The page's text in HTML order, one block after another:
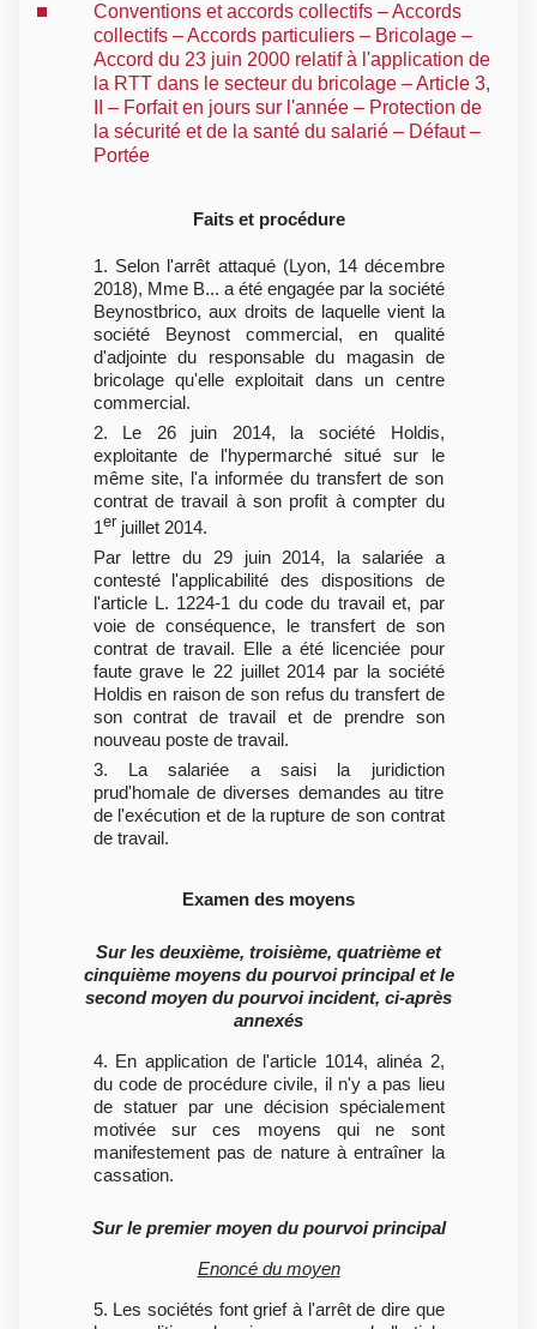
Conventions et accords collectifs – Accords
collectifs – Accords particuliers – Bricolage –
Accord du 23 juin 2000 relatif à l'application de
la RTT dans le secteur du bricolage – Article 3,
II – Forfait en jours sur l'année – Protection de
la sécurité et de la santé du salarié – Défaut –
Portée
Faits et procédure
1. Selon l'arrêt attaqué (Lyon, 14 décembre
2018), Mme B... a été engagée par la société
Beynostbrico, aux droits de laquelle vient la
société Beynost commercial, en qualité
d'adjointe du responsable du magasin de
bricolage qu'elle exploitait dans un centre
commercial.
2. Le 26 juin 2014, la société Holdis,
exploitante de l'hypermarché situé sur le
même site, l'a informée du transfert de son
contrat de travail à son profit à compter du
1er juillet 2014.
Par lettre du 29 juin 2014, la salariée a
contesté l'applicabilité des dispositions de
l'article L. 1224-1 du code du travail et, par
voie de conséquence, le transfert de son
contrat de travail. Elle a été licenciée pour
faute grave le 22 juillet 2014 par la société
Holdis en raison de son refus du transfert de
son contrat de travail et de prendre son
nouveau poste de travail.
3. La salariée a saisi la juridiction
prud'homale de diverses demandes au titre
de l'exécution et de la rupture de son contrat
de travail.
Examen des moyens
Sur les deuxième, troisième, quatrième et
cinquième moyens du pourvoi principal et le
second moyen du pourvoi incident, ci-après
annexés
4. En application de l'article 1014, alinéa 2,
du code de procédure civile, il n'y a pas lieu
de statuer par une décision spécialement
motivée sur ces moyens qui ne sont
manifestement pas de nature à entraîner la
cassation.
Sur le premier moyen du pourvoi principal
Enoncé du moyen
5. Les sociétés font grief à l'arrêt de dire que